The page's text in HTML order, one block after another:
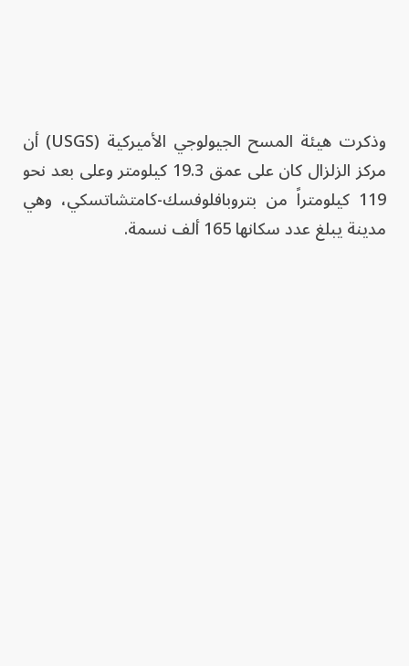
وذكرت هيئة المسح الجيولوجي الأميركية (USGS) أن
مركز الزلزال كان على عمق 19.3 كيلومتر وعلى بعد نحو
119 كيلومتراً من بتروبافلوفسك-كامتشاتسكي، وهي
مدينة يبلغ عدد سكانها 165 ألف نسمة.